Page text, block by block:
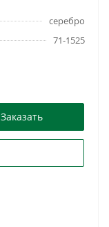
серебро
71-1525
Заказать